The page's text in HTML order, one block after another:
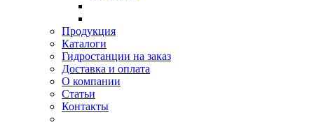
Продукция
Каталоги
Гидростанции на заказ
Доставка и оплата
О компании
Статьи
Контакты